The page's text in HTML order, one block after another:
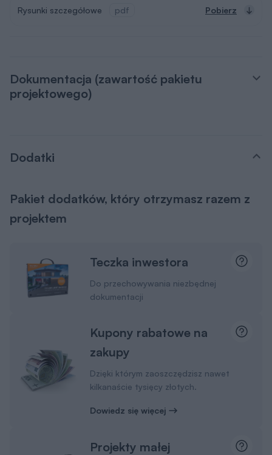
Rysunki szczegółowe pdf Pobierz
Dokumentacja (zawartość pakietu
projektowego)
Dodatki
Pakiet dodatków, który otrzymasz razem z
projektem
Teczka inwestora
Do przechowywania niezbędnej
dokumentacji
Kupony rabatowe na
zakupy
Dzięki którym zaoszczędzisz nawet
kilkanaście tysięcy złotych.
Dowiedz się więcej
Projekty małej